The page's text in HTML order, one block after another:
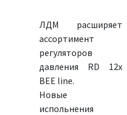
ЛДМ расширяет
ассортимент
регуляторов
давления RD 12x
BEE line.
Новыe
испольнения